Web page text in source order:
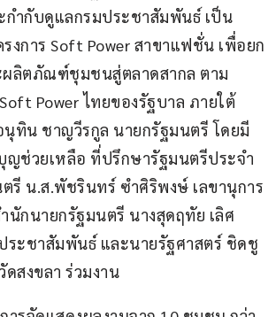
กำกับดูแลกรมประชาสัมพันธ์ เป็น
งการ Soft Power สาขาแฟชั่น เพื่อยก
ผลิตภัณฑ์ชุมชนสู่ตลาดสากล ตาม
Power ไทยของรัฐบาล ภายใต้
นุทิน ชาญวีรกูล นายกรัฐมนตรี โดยมี
ญช่วยเหลือ ที่ปรึกษารัฐมนตรีประจำ
รี น.ส.พัชรินทร์ ซำศิริพงษ์ เลขานุการ
นักนายกรัฐมนตรี นางสุดฤทัย เลิศ
ระชาสัมพันธ์ และนายรัฐศาสตร์ ชิดชู
ดสงขลา ร่วมงาน